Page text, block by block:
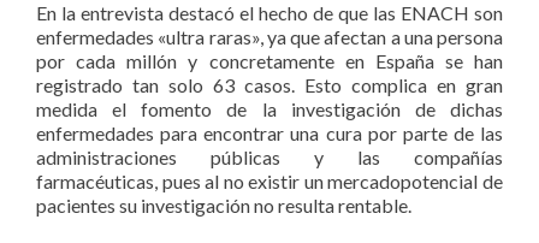
En la entrevista destacó el hecho de que las ENACH son
enfermedades «ultra raras», ya que afectan a una persona
por cada millón y concretamente en España se han
registrado tan solo 63 casos. Esto complica en gran
medida el fomento de la investigación de dichas
enfermedades para encontrar una cura por parte de las
administraciones públicas y las compañías
farmacéuticas, pues al no existir un mercadopotencial de
pacientes su investigación no resulta rentable.